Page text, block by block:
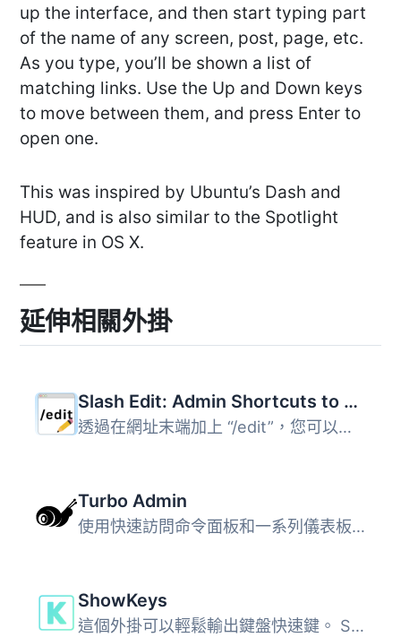
up the interface, and then start typing part
of the name of any screen, post, page, etc.
As you type, you’ll be shown a list of
matching links. Use the Up and Down keys
to move between them, and press Enter to
open one.
This was inspired by Ubuntu’s Dash and
HUD, and is also similar to the Spotlight
feature in OS X.
延伸相關外掛
Slash Edit: Admin Shortcuts to Edit Posts and Pages Faster
透過在網址末端加上 “/edit”，您可以編輯文章、...
Turbo Admin
使用快速訪問命令面板和一系列儀表板改進，讓您更快速地使用 ...
ShowKeys
這個外掛可以輕鬆輸出鍵盤快速鍵。 ShowKeys 網站 翻譯 英文...